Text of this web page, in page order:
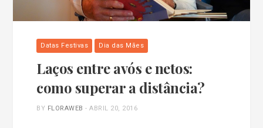
Datas Festivas Dia das Mães
Laços entre avós e netos:
como superar a distância?
BY FLORAWEB -ABRIL 20, 2016